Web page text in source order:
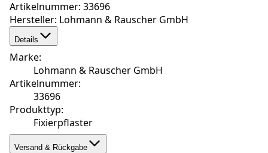
Artikelnummer: 33696
Hersteller: Lohmann & Rauscher GmbH
Details
Marke:
Lohmann & Rauscher GmbH
Artikelnummer:
33696
Produkttyp:
Fixierpflaster
Versand & Rückgabe